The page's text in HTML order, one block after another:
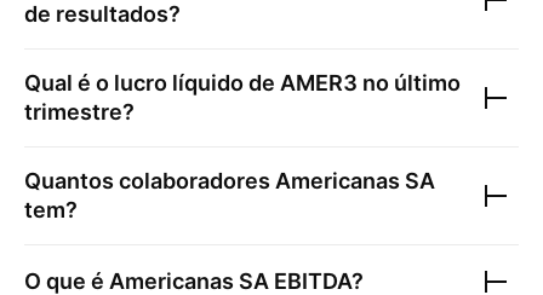
de resultados?
Qual é o lucro líquido de AMER3 no último
trimestre?
Quantos colaboradores Americanas SA
tem?
O que é Americanas SA EBITDA?